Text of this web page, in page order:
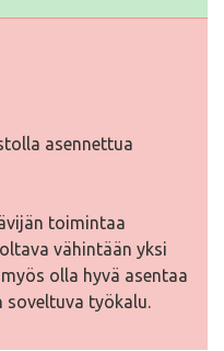
asennettua
toimintaa
vähintään yksi
olla hyvä asentaa
soveltuva työkalu.